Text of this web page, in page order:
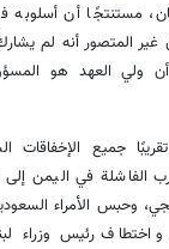
أن أسلوبه في
المتصور أنه لم
ولي العهد هو
جميع الإخفاقات
الفاشلة في اليمن
وحبس الأمراء
واختطاف رئيس وزراء